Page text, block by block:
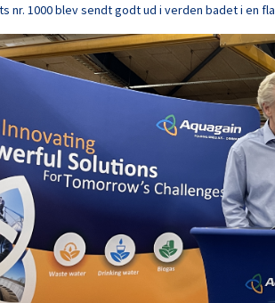
nr. 1000 blev sendt godt ud i verden badet i en